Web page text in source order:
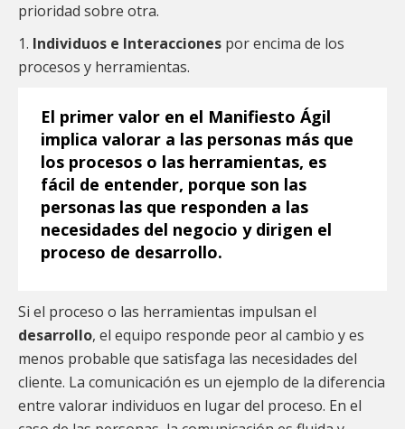
prioridad sobre otra.
1. Individuos e Interacciones por encima de los
procesos y herramientas.
El primer valor en el Manifiesto Ágil
implica valorar a las personas más que
los procesos o las herramientas, es
fácil de entender, porque son las
personas las que responden a las
necesidades del negocio y dirigen el
proceso de desarrollo.
Si el proceso o las herramientas impulsan el
desarrollo, el equipo responde peor al cambio y es
menos probable que satisfaga las necesidades del
cliente. La comunicación es un ejemplo de la diferencia
entre valorar individuos en lugar del proceso. En el